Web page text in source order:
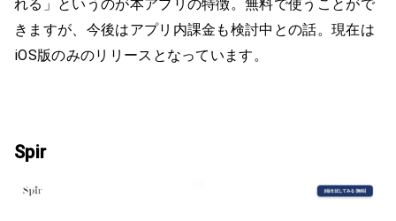
れる」というのが本アプリの特徴。無料で使うことがで
きますが、今後はアプリ内課金も検討中との話。現在は
iOS版のみのリリースとなっています。
Spir